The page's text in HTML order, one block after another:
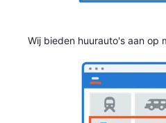
Wij bieden huurauto's aan op